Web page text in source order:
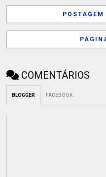
COMENTÁRIOS
BLOGGER FACEBOOK